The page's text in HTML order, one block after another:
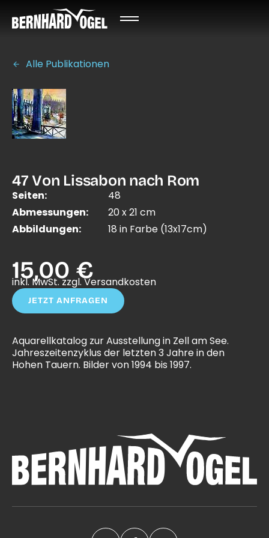
Alle Publikationen
47 Von Lissabon nach Rom
Seiten:
48
Abmessungen:
20 x 21 cm
Abbildungen:
18 in Farbe (13x17cm)
15,00 €
inkl. MwSt. zzgl. Versandkosten
JETZT ANFRAGEN
Aquarellkatalog zur Ausstellung in Zell am See.
Jahreszeitenzyklus der letzten 3 Jahre in den
Hohen Tauern. Bilder von 1994 bis 1997.